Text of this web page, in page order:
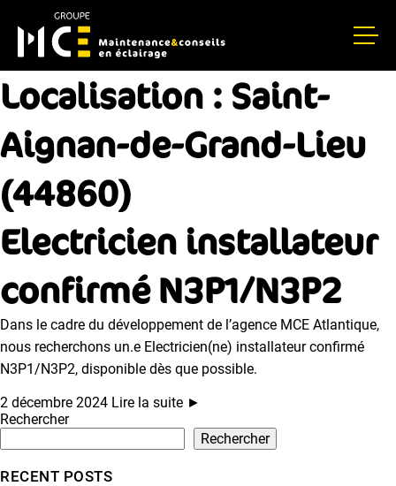
Localisation : Saint-
Aignan-de-Grand-Lieu
(44860)
Electricien installateur
confirmé N3P1/N3P2
Dans le cadre du développement de l’agence MCE Atlantique,
nous recherchons un.e Electricien(ne) installateur confirmé
N3P1/N3P2, disponible dès que possible.
2 décembre 2024 Lire la suite ►
Rechercher
Rechercher
RECENT POSTS